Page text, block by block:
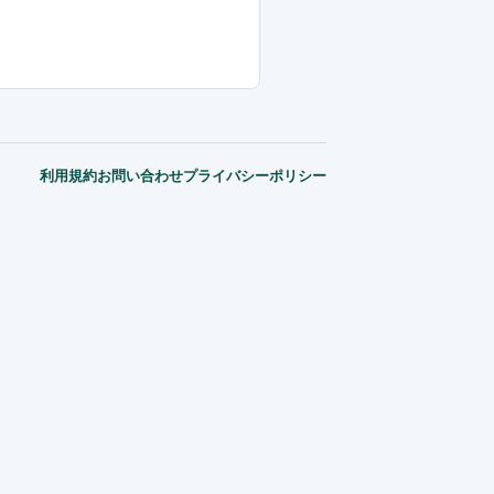
利用規約お問い合わせプライバシーポリシー